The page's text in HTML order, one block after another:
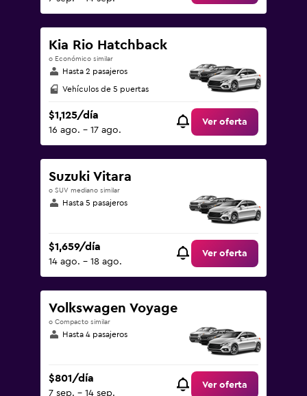
Kia Rio Hatchback
o Económico similar
Hasta 2 pasajeros
Vehículos de 5 puertas
$1,125/día
16 ago. - 17 ago.
Ver oferta
Suzuki Vitara
o SUV mediano similar
Hasta 5 pasajeros
$1,659/día
14 ago. - 18 ago.
Ver oferta
Volkswagen Voyage
o Compacto similar
Hasta 4 pasajeros
$801/día
7 sep. - 14 sep.
Ver oferta